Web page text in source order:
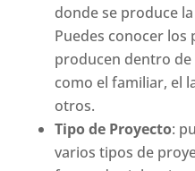
donde se produce
Puedes conocer los
producen dentro
como el familiar, el
otros.
Tipo de Proyecto:
varios tipos de